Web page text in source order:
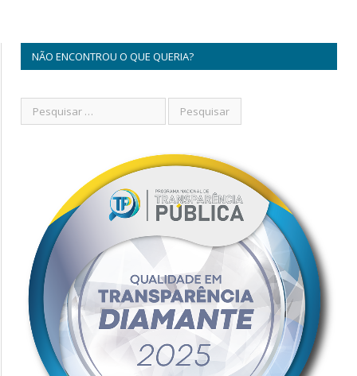
NÃO ENCONTROU O QUE QUERIA?